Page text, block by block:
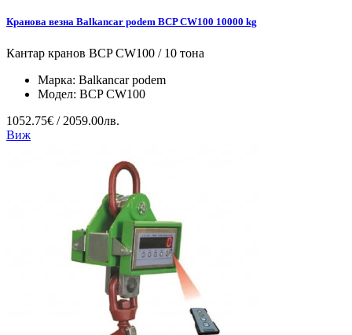
Кранова везна Balkancar podem BCP CW100 10000 kg
Кантар кранов BCP CW100 / 10 тона
Марка: Balkancar podem
Модел: BCP CW100
1052.75€ / 2059.00лв.
Виж